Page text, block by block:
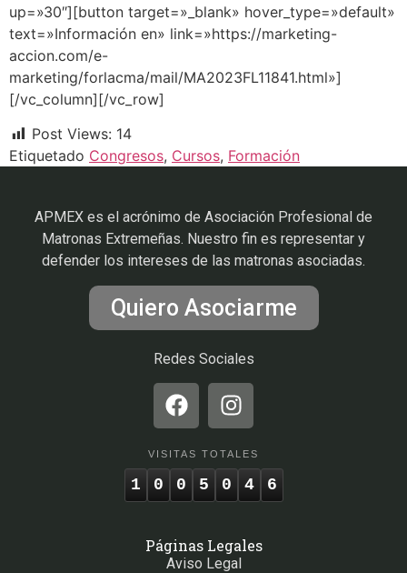
up=»30″][button target=»_blank» hover_type=»default»
text=»Información en» link=»https://marketing-
accion.com/e-
marketing/forlacma/mail/MA2023FL11841.html»]
[/vc_column][/vc_row]
Post Views: 14
Etiquetado Congresos, Cursos, Formación
APMEX es el acrónimo de Asociación Profesional de
Matronas Extremeñas. Nuestro fin es representar y
defender los intereses de las matronas asociadas.
Quiero Asociarme
Redes Sociales
VISITAS TOTALES
1 0 0 5 0 4 6
Páginas Legales
Aviso Legal